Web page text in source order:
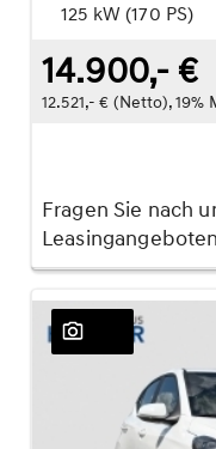
125 kW (170 PS)
14.900,- €
12.521,- € (Netto), 19%
Fragen Sie nach